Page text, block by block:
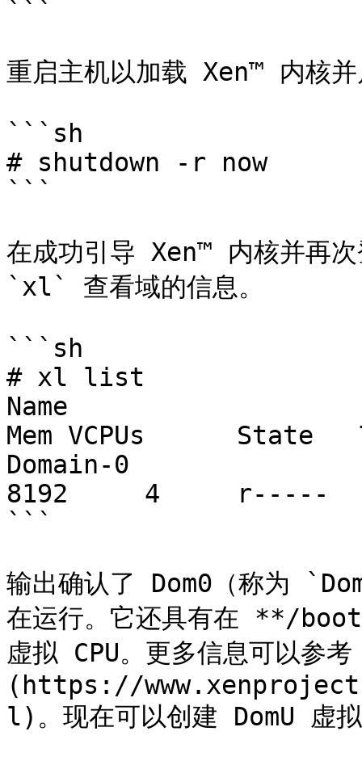
```
重启主机以加载 Xen™ 内核并
```sh
# shutdown -r now
```
在成功引导 Xen™ 内核并再
`xl` 查看域的信息。
```sh
# xl list
Name
Mem VCPUs      State
Domain-0
8192     4     r-----
```
输出确认了 Dom0（称为
在运行。它还具有在 **/
虚拟 CPU。更多信息可以参
(https://
l)。现在可以创建 DomU 虚